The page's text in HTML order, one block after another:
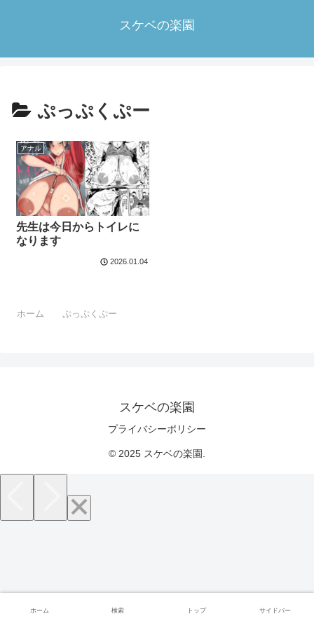
スケベの楽園
ぷっぷくぷー
アナル
先生は今日からトイレに
なります
2026.01.04
ホーム ぷっぷくぷー
スケベの楽園
プライバシーポリシー
© 2025 スケベの楽園.
ホーム 検索 トップ サイドバー